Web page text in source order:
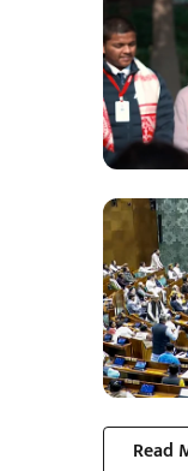
Read